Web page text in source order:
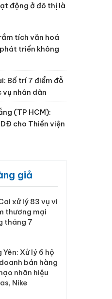
động ở đô thị là
tích văn hoá
triển không
Bố trí 7 điểm đỗ
vụ nhân dân
(TP HCM):
cho Thiền viện
giả
xử lý 83 vụ vi
thương mại
tháng 7
Yên: Xử lý 6 hộ
bán hàng
nhãn hiệu
Nike